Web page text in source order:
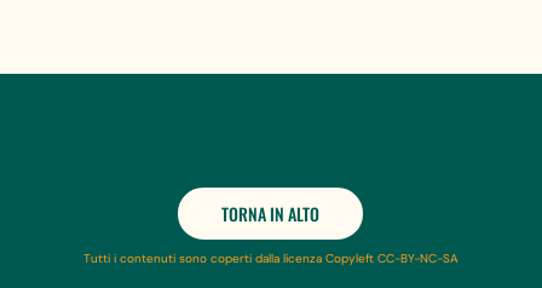
TORNA IN ALTO
Tutti i contenuti sono coperti dalla licenza Copyleft CC-BY-NC-SA